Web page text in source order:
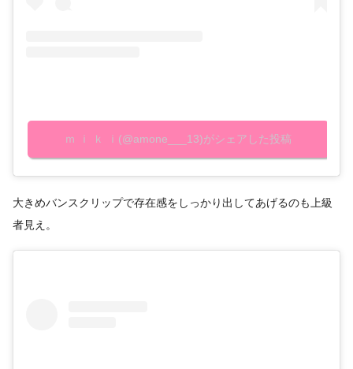
ｍ ｉ ｋ ｉ(@amone___13)がシェアした投稿
大きめバンスクリップで存在感をしっかり出してあげるのも上級
者見え。